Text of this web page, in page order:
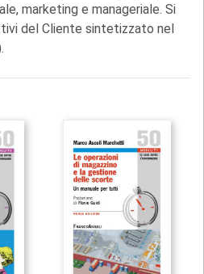
marketing e manageriale. Si
del Cliente sintetizzato nel